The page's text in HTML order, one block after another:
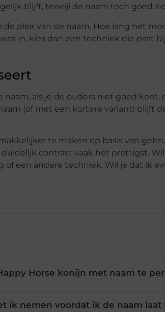
blijft, terwijl de naam toch goed
plek van de naam. Hoe lang het
in, kies dan een techniek die past
als je de ouders niet goed kent,
(of met een kortere variant) blijft
te maken op basis van
contrast vaak het prettigst.
een andere techniek. Wil je dat ik
Horse konijn met naam te
ik nemen voordat ik de naam laat